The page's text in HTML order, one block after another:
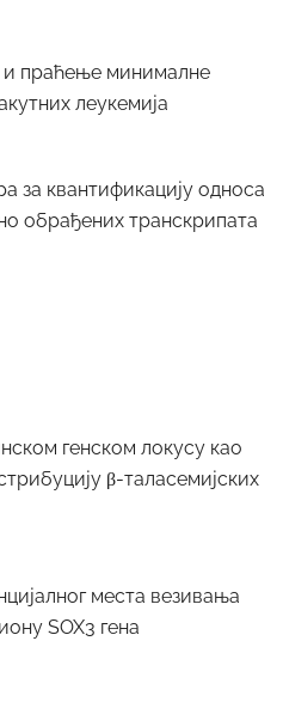
и праћење минималне
леукемија
за квантификацију односа
обрађених транскрипата
генском локусу као
β-таласемијских
места везивања
SOX3 гена